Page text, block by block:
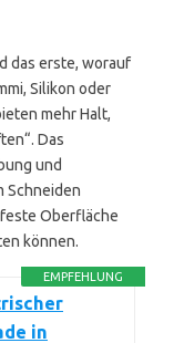
das erste, worauf
Silikon oder
mehr Halt,
Das
und
Schneiden
Oberfläche
können.
EMPFEHLUNG
in